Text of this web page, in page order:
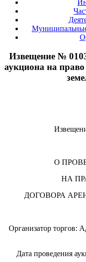
Извещение №
аукциона на
О
НА
ДОГОВОРА
Организатор торгов:
Дата проведения